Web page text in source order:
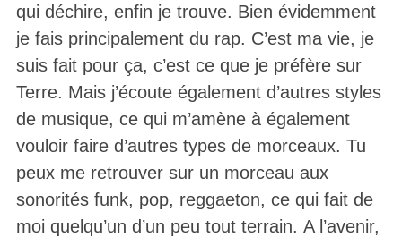
qui déchire, enfin je trouve. Bien évidemment
je fais principalement du rap. C’est ma vie, je
suis fait pour ça, c’est ce que je préfère sur
Terre. Mais j’écoute également d’autres styles
de musique, ce qui m’amène à également
vouloir faire d’autres types de morceaux. Tu
peux me retrouver sur un morceau aux
sonorités funk, pop, reggaeton, ce qui fait de
moi quelqu’un d’un peu tout terrain. A l’avenir,